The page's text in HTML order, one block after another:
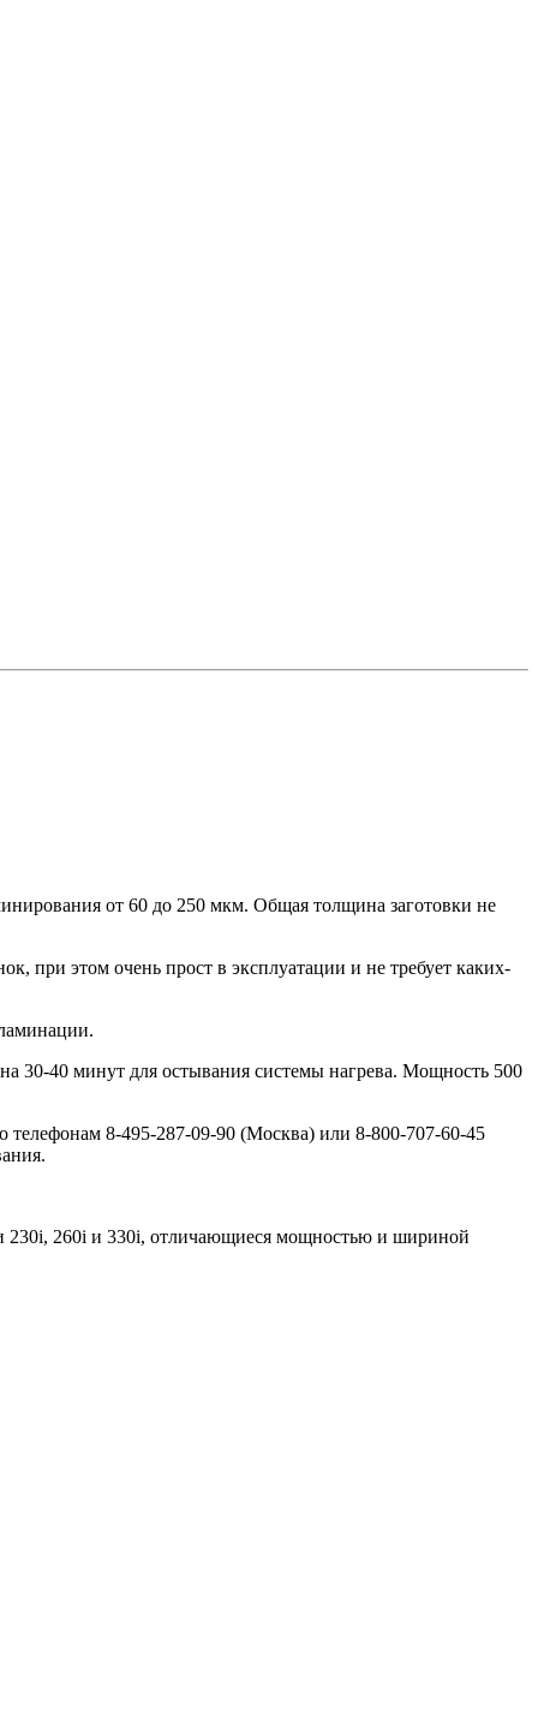
от 60 до 250 мкм. Общая толщина заготовки не
при этом очень прост в эксплуатации и не требует каких-
30-40 минут для остывания системы нагрева. Мощность 500
телефонам 8-495-287-09-90 (Москва) или 8-800-707-60-45
230i, 260i и 330i, отличающиеся мощностью и шириной